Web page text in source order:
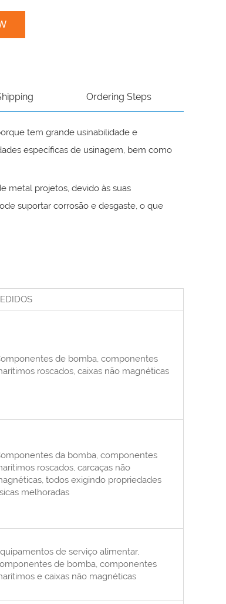
Ordering Steps
tem grande usinabilidade e
específicas de usinagem, bem como
metal projetos, devido às suas
suportar corrosão e desgaste, o que
de bomba, componentes
roscados, caixas não magnéticas
da bomba, componentes
roscados, carcaças não
todos exigindo propriedades
melhoradas
de serviço alimentar,
de bomba, componentes
e caixas não magnéticas